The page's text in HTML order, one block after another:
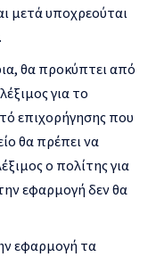
μετά υποχρεούται
θα προκύπτει από
για το
επιχορήγησης που
θα πρέπει να
ο πολίτης για
εφαρμογή δεν θα
εφαρμογή τα